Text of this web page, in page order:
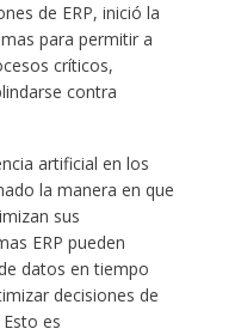
de ERP, inició la
para permitir a
críticos,
contra
artificial en los
la manera en que
sus
ERP pueden
datos en tiempo
decisiones de
es